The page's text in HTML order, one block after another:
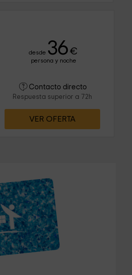
desde 36 €
persona y noche
Contacto directo
Respuesta superior a 72h
VER OFERTA